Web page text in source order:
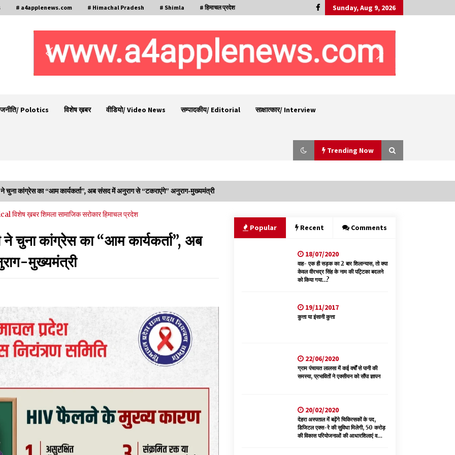
# a4applenews.com # Himachal Pradesh # Shimla # हिमाचल प्रदेश Sunday, Aug 9, 2026
Polotics विशेष ख़बर वीडियो/ Video News सम्पादकीय/ Editorial साक्षात्कार/ Interview
Trending Now
समीक्षा, अनियमितता मिली तो होगी जांच : करण शर्मा
09/08/2026
सुधीर शर्मा अपनी बोल-वाणी सुधारें, हिमाचली संस्कृति के
अनुरूप करें भाषा का प्रयोग- राजेश धर्माणी
08/08/2026
राज्यपाल CM व कुलदीप पठानिया सहित नेताओं ने जताया
बैरागढ़ से चंबा आ रही थी निजी बस शर्मा कोच
08/08/2026
हमीरपुर के बड़सर में मनाया जाएगा राज्यस्तरीय स्वतंत्रता
दिवस समारोह, CM सुक्खू करेंगे ध्वजारोहण
11 से 13 सितंबर तक आयोजित होगी 27वीं वार्षिक खेलकूद
07/08/2026
ने चुना कांग्रेस का “आम कार्यकर्ता”, अब संसद में अनुराग से “टकराएंगे” अनुराग-मुख्यमंत्री
विशेष ख़बरशिमलासामाजिक सरोकारहिमाचल प्रदेश
ने चुना कांग्रेस का “आम कार्यकर्ता”, अब
मुख्यमंत्री
Popular Recent Comments
18/07/2020
वाह- एक ही सड़क का 2 बार शिलान्यास, तो क्या
केवल वीरभद्र सिंह के नाम की पट्टिका बदलने
को किया गया…?
19/11/2017
कुत्ता या इंसानी कुत्ता
22/06/2020
ग्राम पंचायत लालसा में कई वर्षों से पानी की
समस्या, प्रभावितों ने एक्सीयन को सौंपा ज्ञापन
20/02/2020
देहरा अस्पताल में बढ़ेंगे चिकित्सकों के पद,
डिजिटल एक्स-रे की सुविधा मिलेगी, 50 करोड़
की विकास परियोजनाओं की आधारशिलाएं व